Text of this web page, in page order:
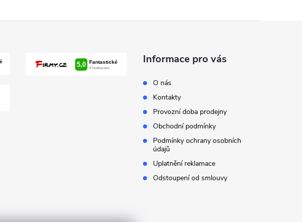
Informace pro vás
O nás
Kontakty
Provozní doba prodejny
Obchodní podmínky
Podmínky ochrany osobních
údajů
Uplatnění reklamace
Odstoupení od smlouvy